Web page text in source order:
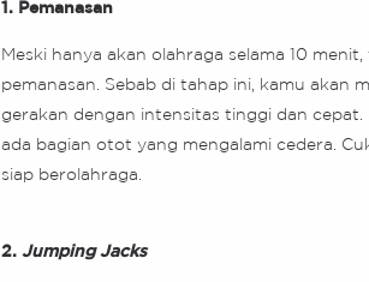
1. Pemanasan
Meski hanya akan olahraga selama 10
pemanasan. Sebab di tahap ini, kamu
gerakan dengan intensitas tinggi dan
ada bagian otot yang mengalami cedera.
siap berolahraga.
2. Jumping Jacks